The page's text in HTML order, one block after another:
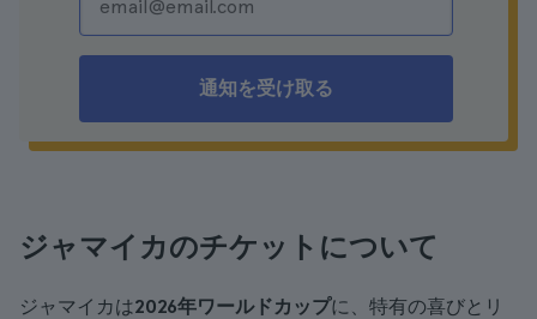
通知を受け取る
ジャマイカのチケットについて
ジャマイカは2026年ワールドカップに、特有の喜びとリ